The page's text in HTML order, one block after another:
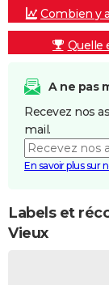
Combien y
Quelle
A ne pas
Recevez nos
mail.
En savoir plus sur
Labels et
Vieux